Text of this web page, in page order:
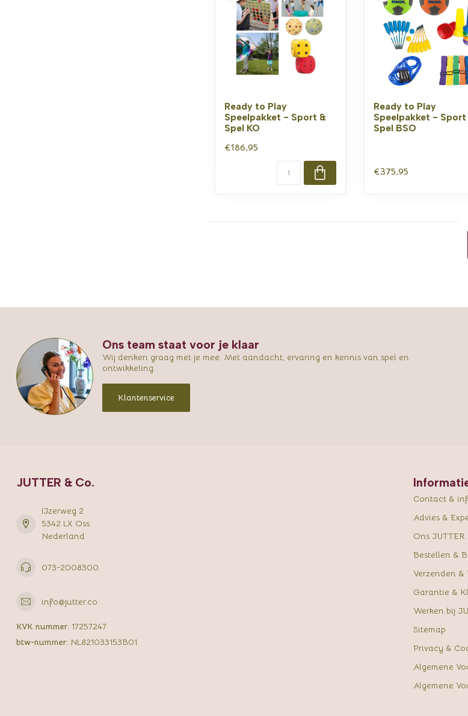
Ready to Play
Speelpakket - Sport &
Spel KO
€186,95
Ready to Play
Speelpakket - Sport
Spel BSO
€375,95
Ons team staat voor je klaar
Wij denken graag met je mee. Met aandacht, ervaring en kennis van spel en
ontwikkeling.
Klantenservice
JUTTER & Co.
IJzerweg 2
5342 LX Oss
Nederland
073-2008300
info@jutter.co
KVK nummer: 17257247
btw-nummer: NL821033153B01
Contact &
Advies &
Ons
Bestellen &
Verzenden &
Garantie &
Werken bij
Sitemap
Privacy &
Algemene
Algemene